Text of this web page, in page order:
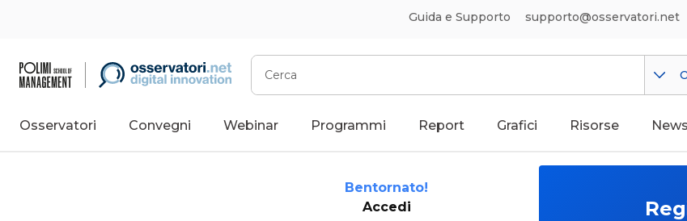
Guida e Supporto supporto@osservatori.net
Cerca
Osservatori Convegni Webinar Programmi Report Grafici Risorse News
Bentornato!
Accedi